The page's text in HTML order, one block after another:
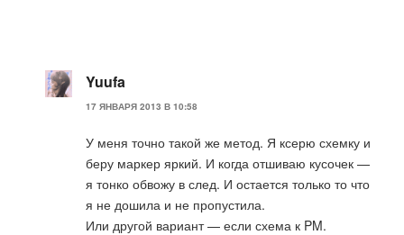
Yuufa
17 ЯНВАРЯ 2013 В 10:58
У меня точно такой же метод. Я ксерю схемку и
беру маркер яркий. И когда отшиваю кусочек —
я тонко обвожу в след. И остается только то что
я не дошила и не пропустила.
Или другой вариант — если схема к PM.